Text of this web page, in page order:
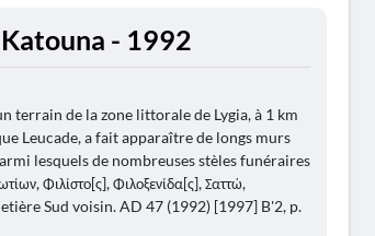
- 1992
terrain de la zone littorale de Lygia, à 1 km
Leucade, a fait apparaître de longs murs
lesquels de nombreuses stèles funéraires
Φιλίστο[ς], Φιλοξενίδα[ς], Σαττώ,
Sud voisin. AD 47 (1992) [1997] B'2, p.